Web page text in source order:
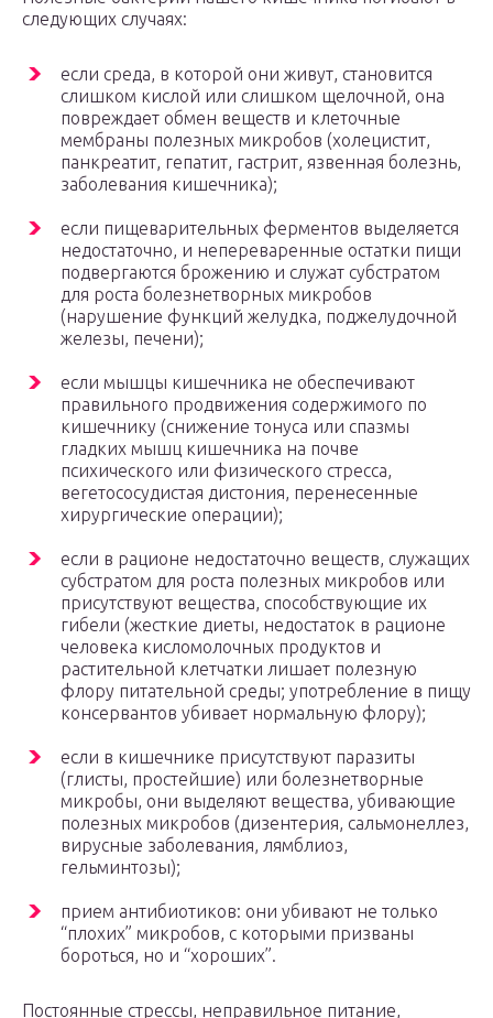
следующих случаях:
если среда, в которой они живут, становится
слишком кислой или слишком щелочной, она
повреждает обмен веществ и клеточные
мембраны полезных микробов (холецистит,
панкреатит, гепатит, гастрит, язвенная болезнь,
заболевания кишечника);
если пищеварительных ферментов выделяется
недостаточно, и непереваренные остатки пищи
подвергаются брожению и служат субстратом
для роста болезнетворных микробов
(нарушение функций желудка, поджелудочной
железы, печени);
если мышцы кишечника не обеспечивают
правильного продвижения содержимого по
кишечнику (снижение тонуса или спазмы
гладких мышц кишечника на почве
психического или физического стресса,
вегетососудистая дистония, перенесенные
хирургические операции);
если в рационе недостаточно веществ, служащих
субстратом для роста полезных микробов или
присутствуют вещества, способствующие их
гибели (жесткие диеты, недостаток в рационе
человека кисломолочных продуктов и
растительной клетчатки лишает полезную
флору питательной среды; употребление в пищу
консервантов убивает нормальную флору);
если в кишечнике присутствуют паразиты
(глисты, простейшие) или болезнетворные
микробы, они выделяют вещества, убивающие
полезных микробов (дизентерия, сальмонеллез,
вирусные заболевания, лямблиоз,
гельминтозы);
прием антибиотиков: они убивают не только
“плохих” микробов, с которыми призваны
бороться, но и “хороших”.
Постоянные стрессы, неправильное питание,